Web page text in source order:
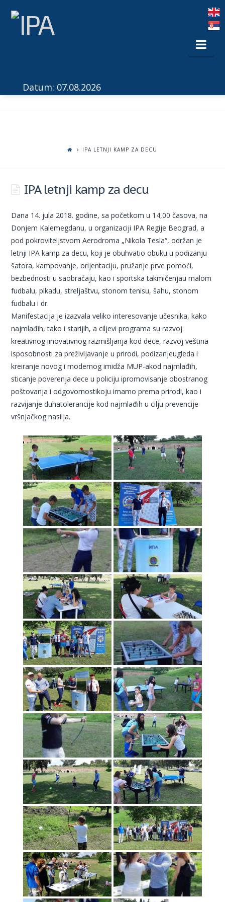
Datum: 07.08.2026
IPA LETNJI KAMP ZA DECU
IPA letnji kamp za decu
Dana 14. jula 2018. godine, sa početkom u 14,00 časova, na
Donjem Kalemegdanu, u organizaciji IPA Regije Beograd, a
pod pokroviteljstvom Aerodroma „Nikola Tesla“, održan je
letnji IPA kamp za decu, koji je obuhvatio obuku u podizanju
šatora, kampovanje, orijentaciju, pružanje prve pomoći,
bezbednosti u saobraćaju, kao i sportska takmičenjau malom
fudbalu, pikadu, streljaštvu, stonom tenisu, šahu, stonom
fudbalu i dr.
Manifestacija je izazvala veliko interesovanje učesnika, kako
najmlađih, tako i starijih, a ciljevi programa su razvoj
kreativnog iinovativnog razmišljanja kod dece, razvoj veština
isposobnosti za preživljavanje u prirodi, podizanjeugleda i
kreiranje novog i modernog imidža MUP-akod najmlađih,
sticanje poverenja dece u policiju ipromovisanje obostranog
poštovanja i odgovornostikoju imamo prema prirodi, kao i
razvijanje duhatolerancije kod najmlađih u cilju prevencije
vršnjačkog nasilja.